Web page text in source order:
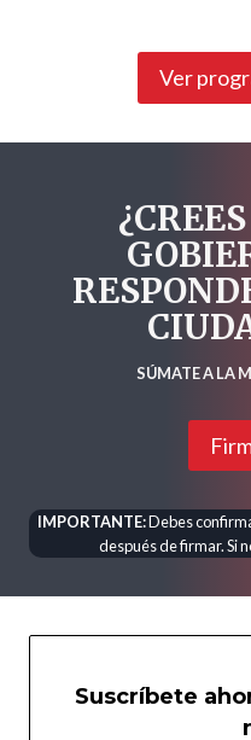
Ver
SÚMATE A LA
IMPORTANTE:Debes
después de firmar. Si
Suscríbete